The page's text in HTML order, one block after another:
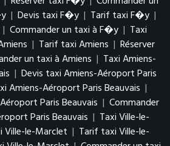
| Devis taxi F�y | Tarif taxi F�y |
| Commander un taxi à F�y | Taxi
| Tarif taxi Amiens | Réserver
un taxi à Amiens | Taxi Amiens-
| Devis taxi Amiens-Aéroport Paris
Amiens-Aéroport Paris Beauvais |
Paris Beauvais | Commander
Paris Beauvais | Taxi Ville-le-
Ville-le-Marclet | Tarif taxi Ville-le-